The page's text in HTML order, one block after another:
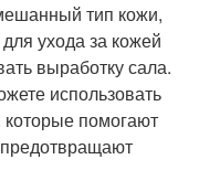
тип кожи,
ухода за кожей
выработку сала.
использовать
которые помогают